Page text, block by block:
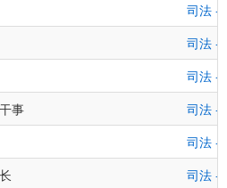
司法 -
司法 -
司法 -
事
司法 -
司法 -
司法 -